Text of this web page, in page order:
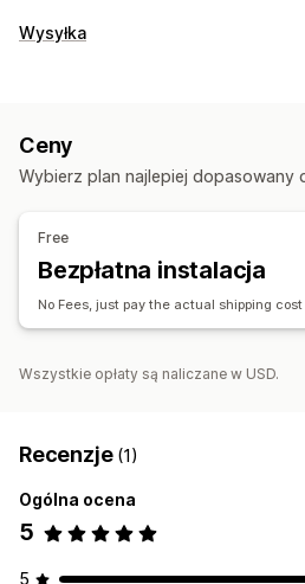
Zarządzanie zamówieniami
Wysyłka
Zarządzanie przesyłkami
Ceny
Wybierz plan najlepiej dopasowany
Free
Bezpłatna instalacja
No Fees, just pay the actual shipping
Wszystkie opłaty są naliczane w USD.
Recenzje (1)
Ogólna ocena
5
5